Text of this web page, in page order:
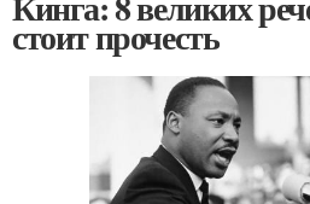
стоит прочесть